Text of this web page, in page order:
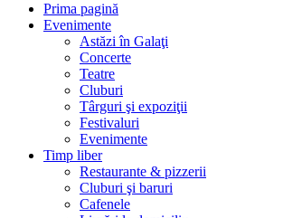
Prima pagină
Evenimente
Astăzi în Galaţi
Concerte
Teatre
Cluburi
Târguri şi expoziţii
Festivaluri
Evenimente
Timp liber
Restaurante & pizzerii
Cluburi şi baruri
Cafenele